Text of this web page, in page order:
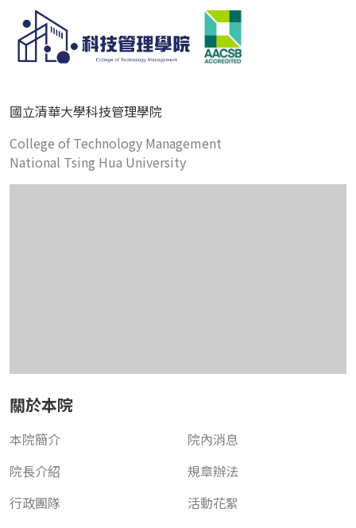
國立清華大學科技管理學院
College of Technology Management
National Tsing Hua University
關於本院
本院簡介
院長介紹
行政團隊
院內消息
規章辦法
活動花絮